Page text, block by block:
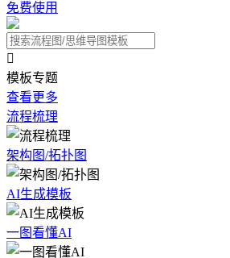
免费使用

模板专题
查看更多
流程梳理
架构图/拓扑图
AI生成模板
一图看懂AI